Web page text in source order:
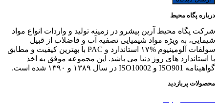
درباره پگاه محیط
شرکت پگاه محیط آرین پیشرو در زمینه تولید و واردات انواع مواد
شیمایی، به ویژه مواد شیمیایی تصفیه آب و فاضلاب از قبیل
سولفات آلومینیوم %۱۷ استاندارد و PAC با بهترین کیفیت و مطابق
با استاندارد های روز دنیا می باشد. این مجموعه موفق به اخذ
گواهینامه ISO901 و ISO10002 در سال ۱۳۸۹ و ۱۳۹۰ شده است.
محصولات پربازدید